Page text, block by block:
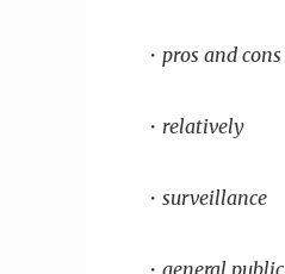
・pros and cons
・relatively
・surveillance